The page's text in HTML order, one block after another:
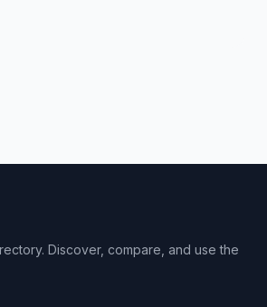
Discover, compare, and use the